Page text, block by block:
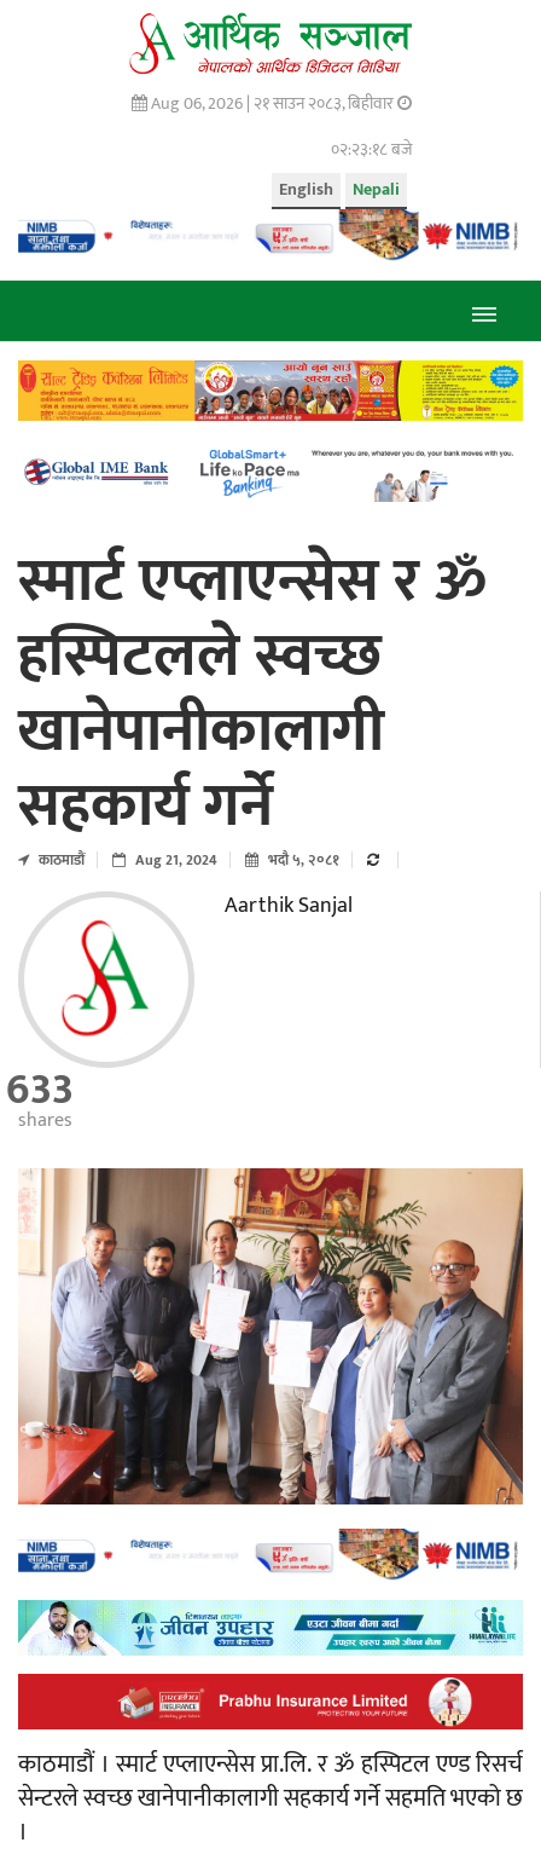
Aug 06, 2026 | २१ साउन २०८३, बिहीवार
०२:२३:१९ बजे
Nepali
English
स्मार्ट एप्लाएन्सेस र ॐ
हस्पिटलले स्वच्छ
खानेपानीकालागी
सहकार्य गर्ने
काठमाडाैं Aug 21, 2024 भदौ ५, २०८१
Aarthik Sanjal
633
shares
काठमाडौं । स्मार्ट एप्लाएन्सेस प्रा.लि. र ॐ हस्पिटल एण्ड रिसर्च
सेन्टरले स्वच्छ खानेपानीकालागी सहकार्य गर्ने सहमति भएको छ
।